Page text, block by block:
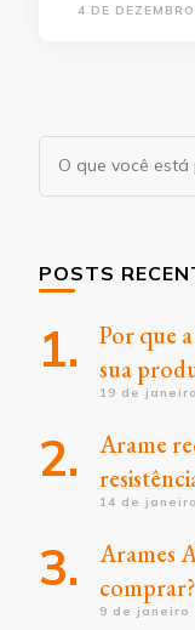
4 DE
Procurando
POSTS
Por que
sua
19 de
Arame
14 de
Arames
comprar?
9 de janeiro